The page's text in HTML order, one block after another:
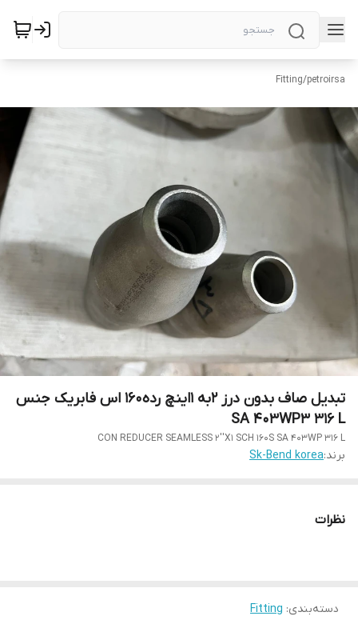
petroirsa
/
Fitting
تبدیل صاف بدون درز 2به 1اینچ رده160 اس فابریک جنس
SA 403WP3 316 L
CON REDUCER SEAMLESS 2''X1 SCH 160S SA 403WP 316 L
برند:Sk-Bend korea
نظرات
دسته‌بندی:
Fitting